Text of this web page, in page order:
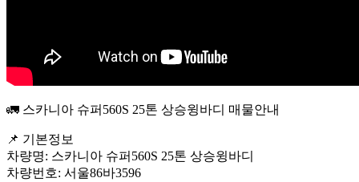
🚛 스카니아 슈퍼560S 25톤 상승윙바디 매물안내
📌 기본정보
차량명: 스카니아 슈퍼560S 25톤 상승윙바디
차량번호: 서울86바3596